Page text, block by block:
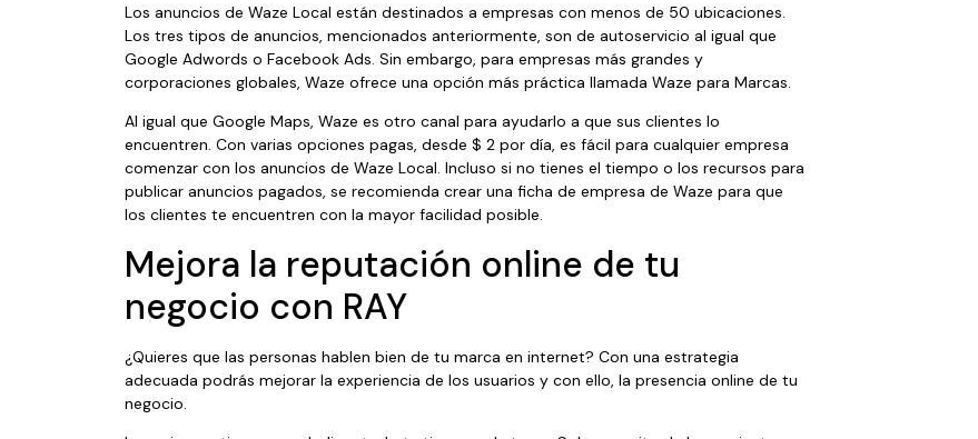
Los anuncios de Waze Local están destinados a empresas con menos de 50 ubicaciones.
Los tres tipos de anuncios, mencionados anteriormente, son de autoservicio al igual que
Google Adwords o Facebook Ads. Sin embargo, para empresas más grandes y
corporaciones globales, Waze ofrece una opción más práctica llamada Waze para Marcas.
Al igual que Google Maps, Waze es otro canal para ayudarlo a que sus clientes lo
encuentren. Con varias opciones pagas, desde $ 2 por día, es fácil para cualquier empresa
comenzar con los anuncios de Waze Local. Incluso si no tienes el tiempo o los recursos para
publicar anuncios pagados, se recomienda crear una ficha de empresa de Waze para que
los clientes te encuentren con la mayor facilidad posible.
Mejora la reputación online de tu
negocio con RAY
¿Quieres que las personas hablen bien de tu marca en internet? Con una estrategia
adecuada podrás mejorar la experiencia de los usuarios y con ello, la presencia online de tu
negocio.